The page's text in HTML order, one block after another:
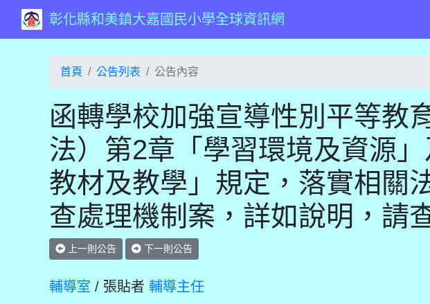
彰化縣和美鎮大嘉國民小學全球資訊網
首頁 公告列表 公告內容
函轉學校加強宣導性別平等教
法）第2章「學習環境及資源」
教材及教學」規定，落實相關
查處理機制案，詳如說明，請
上一則公告 下一則公告
輔導室 / 張貼者 輔導主任